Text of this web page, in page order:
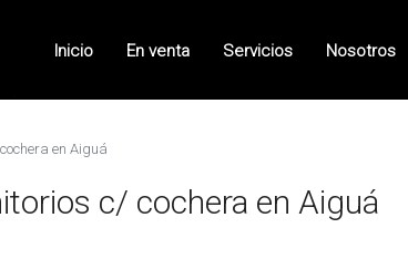
Inicio En venta Servicios Nosotros
en Aiguá
c/ cochera en Aiguá